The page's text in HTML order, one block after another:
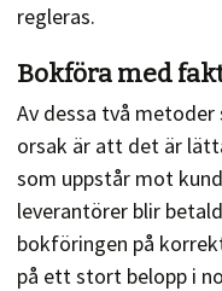
regleras.
Bokföra med
Av dessa två
orsak är att det är
som uppstår mot
leverantörer blir
bokföringen på
på ett stort belopp i